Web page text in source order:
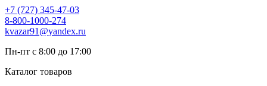
+7 (727) 345-47-03
8-800-1000-274
kvazar91@yandex.ru
Пн-пт с 8:00 до 17:00
Каталог товаров